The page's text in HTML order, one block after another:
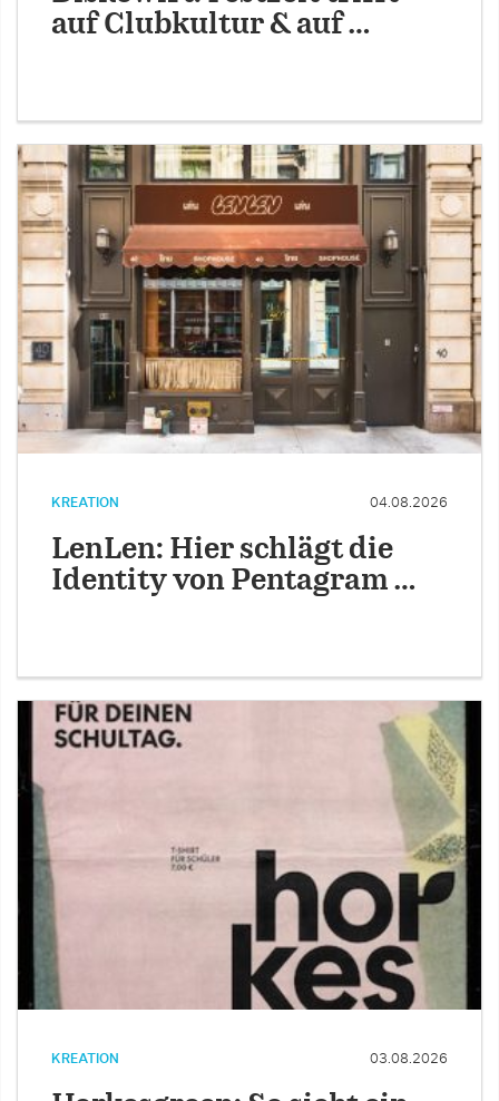
auf Clubkultur & auf …
KREATION 04.08.2026
LenLen: Hier schlägt die
Identity von Pentagram …
KREATION 03.08.2026